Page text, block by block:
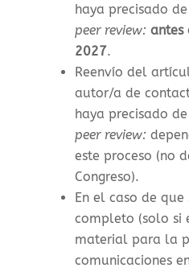
haya precisado
peer review: antes
2027.
Reenvío del
autor/a de
haya precisado
peer review:
este proceso (no
Congreso).
En el caso de
completo (solo si
material para la
comunicaciones